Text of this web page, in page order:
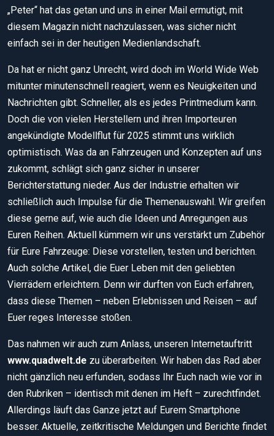
„Peter“ hat das getan und uns in einer Mail ermutigt, mit
diesem Magazin nicht nachzulassen, was sicher nicht
einfach sei in der heutigen Medienlandschaft.
Da hat er nicht ganz Unrecht, wird doch im World Wide Web
mitunter minutenschnell reagiert, wenn es Neuigkeiten und
Nachrichten gibt. Schneller, als es jedes Printmedium kann.
Doch die von vielen Herstellern und ihren Importeuren
angekündigte Modellflut für 2025 stimmt uns wirklich
optimistisch. Was da an Fahrzeugen und Konzepten auf uns
zukommt, schlägt sich ganz sicher in unserer
Berichterstattung nieder. Aus der Industrie erhalten wir
schließlich auch Impulse für die Themenauswahl. Wir greifen
diese gerne auf, wie auch die Ideen und Anregungen aus
Euren Reihen. Aktuell kümmern wir uns verstärkt um Zubehör
für Eure Fahr­zeuge: Diese vorstellen, testen und berichten.
Auch solche Artikel, die Euer Leben mit den geliebten
Vierrädern erleichtern. Denn wir durften von Euch erfahren,
dass diese Themen – neben Erlebnissen und Reisen – auf
Euer reges Interesse stoßen.
Das nahmen wir auch zum Anlass, unseren Internetauftritt
www.quadwelt.de zu überarbeiten. Wir haben das Rad aber
nicht gänzlich neu erfunden, sodass Ihr Euch nach wie vor in
den Rubriken – identisch mit denen im Heft – zurechtfindet.
Allerdings läuft das Ganze jetzt auf Eurem Smartphone
besser. Aktuelle, zeitkritische Meldungen und Berichte findet